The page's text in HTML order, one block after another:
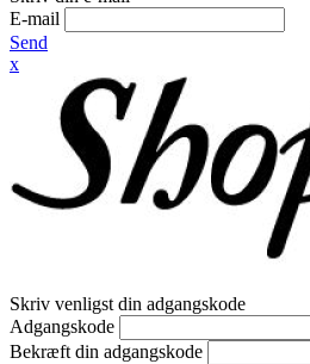
E-mail
Send
x
Skriv venligst din adgangskode
Adgangskode
Bekræft din adgangskode